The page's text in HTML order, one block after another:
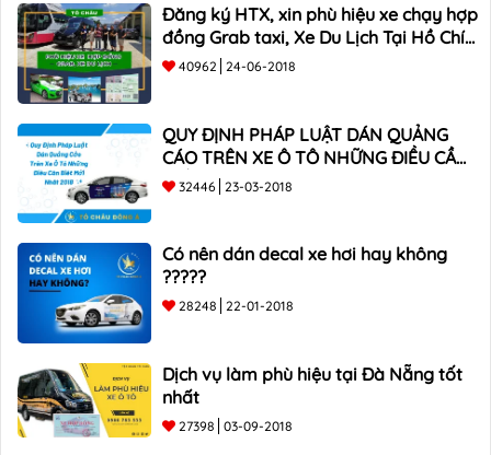
Đăng ký HTX, xin phù hiệu xe chạy hợp
đồng Grab taxi, Xe Du Lịch Tại Hồ Chí
Minh Giá Rẻ
40962 24-06-2018
QUY ĐỊNH PHÁP LUẬT DÁN QUẢNG
CÁO TRÊN XE Ô TÔ NHỮNG ĐIỀU CẦN
BIẾT mới nhất 2018 ???
32446 23-03-2018
Có nên dán decal xe hơi hay không
?????
28248 22-01-2018
Dịch vụ làm phù hiệu tại Đà Nẵng tốt
nhất
27398 03-09-2018